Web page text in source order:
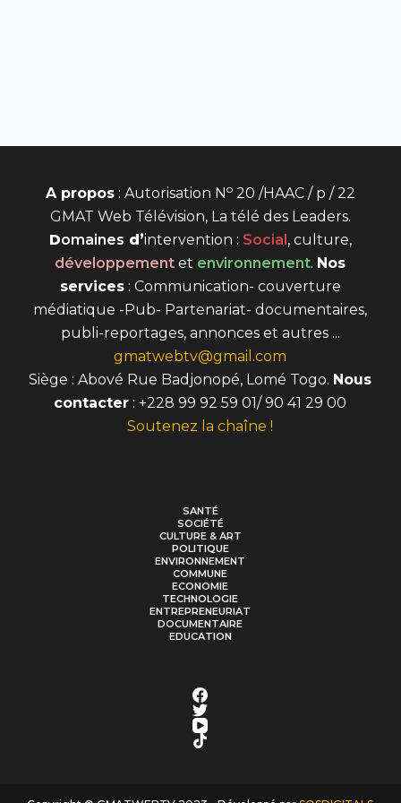
A propos: Autorisation N o20 /HAAC / p / 22
GMAT Web Télévision, La télé des Leaders.
Domaines d’intervention : Social , culture,
développement et environnement. Nos
services: Communication- couverture
médiatique -Pub- Partenariat- documentaires,
publi-reportages, annonces et autres ...
gmatwebtv@gmail.com
Siège : Abové Rue Badjonopé, Lomé Togo. Nous
contacter : +228 99 92 59 01/ 90 41 29 00
Soutenez la chaîne !
SANTÉ
SOCIÉTÉ
CULTURE & ART
POLITIQUE
ENVIRONNEMENT
COMMUNE
ECONOMIE
TECHNOLOGIE
ENTREPRENEURIAT
DOCUMENTAIRE
EDUCATION